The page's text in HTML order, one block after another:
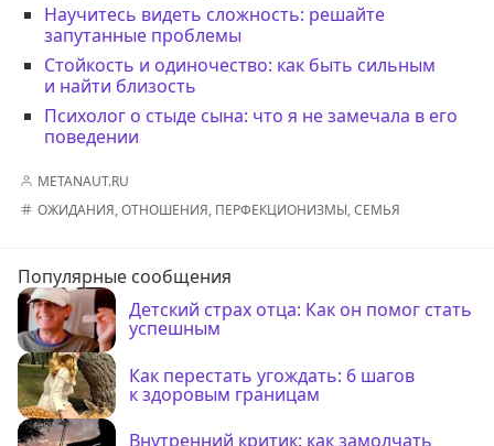
Научитесь видеть сложность: решайте
запутанные проблемы
Стойкость и одиночество: как быть сильным
и найти близость
Психолог о стыде сына: что я не замечала в его
поведении
METANAUT.RU
ОЖИДАНИЯ,ОТНОШЕНИЯ, ПЕРФЕКЦИОНИЗМЫ,СЕМЬЯ
Популярные сообщения
Детский страх отца: Как он помог стать
успешным
Как перестать угождать: 6 шагов
к здоровым границам
Внутренний критик: как замолчать